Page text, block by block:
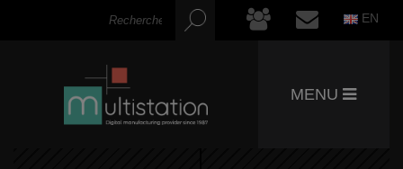
EN
MENU